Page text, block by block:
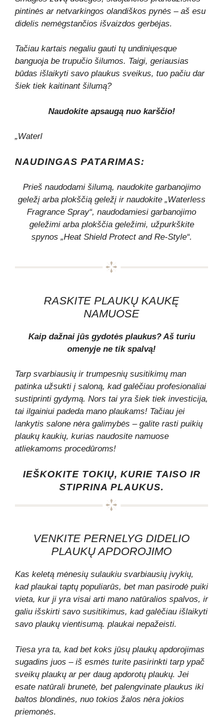
pintinės ar netvarkingos olandiškos pynės – aš esu
didelis nemėgstančios išvaizdos gerbėjas.
Tačiau kartais negaliu gauti tų undiniųesque
banguoja be trupučio šilumos. Taigi, geriausias
būdas išlaikyti savo plaukus sveikus, tuo pačiu dar
šiek tiek kaitinant šilumą?
Naudokite apsaugą nuo karščio!
„Waterl
NAUDINGAS PATARIMAS:
Prieš naudodami šilumą, naudokite garbanojimo
geležį arba plokščią geležį ir naudokite „Waterless
Fragrance Spray“, naudodamiesi garbanojimo
geležimi arba plokščia geležimi, užpurkškite
spynos „Heat Shield Protect and Re-Style“.
RASKITE PLAUKŲ KAUKĘ
NAMUOSE
Kaip dažnai jūs gydotės plaukus? Aš turiu
omenyje ne tik spalvą!
Tarp svarbiausių ir trumpesnių susitikimų man
patinka užsukti į saloną, kad galėčiau profesionaliai
sustiprinti gydymą. Nors tai yra šiek tiek investicija,
tai ilgainiui padeda mano plaukams! Tačiau jei
lankytis salone nėra galimybės – galite rasti puikių
plaukų kaukių, kurias naudosite namuose
atliekamoms procedūroms!
IEŠKOKITE TOKIŲ, KURIE TAISO IR
STIPRINA PLAUKUS.
VENKITE PERNELYG DIDELIO
PLAUKŲ APDOROJIMO
Kas keletą mėnesių sulaukiu svarbiausių įvykių,
kad plaukai taptų populiarūs, bet man pasirodė puiki
vieta, kur ji yra visai arti mano natūralios spalvos, ir
galiu išskirti savo susitikimus, kad galėčiau išlaikyti
savo plaukų vientisumą. plaukai nepažeisti.
Tiesa yra ta, kad bet koks jūsų plaukų apdorojimas
sugadins juos – iš esmės turite pasirinkti tarp ypač
sveikų plaukų ar per daug apdorotų plaukų. Jei
esate natūrali brunetė, bet palengvinate plaukus iki
baltos blondinės, nuo tokios žalos nėra jokios
priemonės.